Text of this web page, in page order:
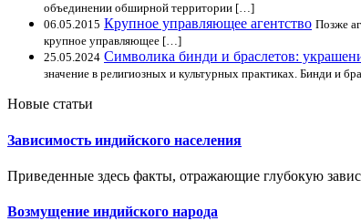
объединении обширной территории […]
06.05.2015 Крупное управляющее агентство Позже
крупное управляющее […]
25.05.2024 Символика бинди и браслетов:
значение в религиозных и культурных практиках. Бинди и
Новые статьи
Зависимость индийского населения
Приведенные здесь факты, отражающие глубокую
Возмущение индийского народа